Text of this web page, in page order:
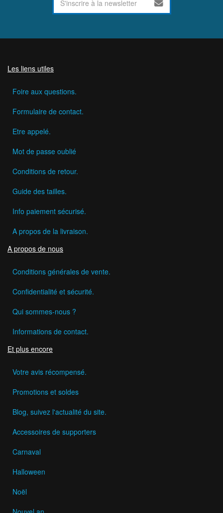
Les liens utiles
Foire aux questions.
Formulaire de contact.
Etre appelé.
Mot de passe oublié
Conditions de retour.
Guide des tailles.
Info paiement sécurisé.
A propos de la livraison.
A propos de nous
Conditions générales de vente.
Confidentialité et sécurité.
Qui sommes-nous ?
Informations de contact.
Et plus encore
Votre avis récompensé.
Promotions et soldes
Blog, suivez l'actualité du site.
Accessoires de supporters
Carnaval
Halloween
Noël